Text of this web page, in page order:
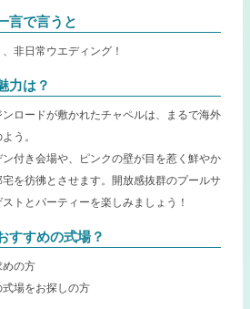
言で言うと
非日常ウエディング！
力は？
ロードが敷かれたチャペルは、まるで海外
う。
付き会場や、ピンクの壁が目を惹く鮮やか
を彷彿とさせます。開放感抜群のプールサ
トとパーティーを楽しみましょう！
すすめの式場？
めの方
式場をお探しの方